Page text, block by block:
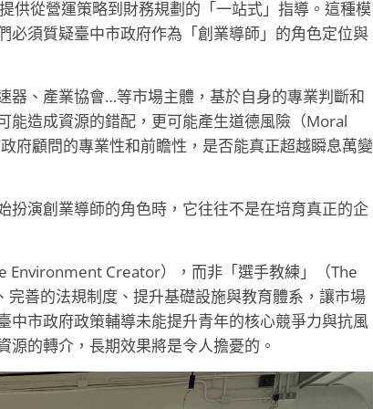
供從營運策略到財務規劃的「一站式」指導。這種模
必須質疑臺中市政府作為「創業導師」的角色定位與
器、產業協會…等市場主體，基於自身的專業判斷和
能造成資源的錯配，更可能產生道德風險（Moral
府顧問的專業性和前瞻性，是否能真正超越瞬息萬變
扮演創業導師的角色時，它往往不是在培育真正的企
Environment Creator），而非「選手教練」（The
善的法規制度、提升基礎設施與教育體系，讓市場
中市政府政策輔導未能提升青年的核心競爭力與抗風
的轉介，長期效果將是令人擔憂的。